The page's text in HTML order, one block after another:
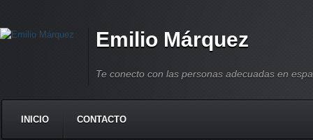
Emilio Márquez
Te conecto con las personas adecuadas en
INICIO CONTACTO